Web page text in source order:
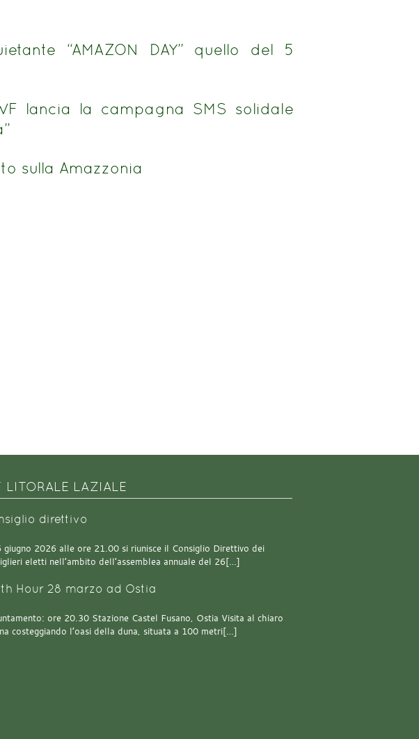
“AMAZON DAY” quello del 5
lancia la campagna SMS solidale
sulla Amazzonia
LAZIALE
direttivo
giugno 2026 alle ore 21.00 si riunisce il Consiglio Direttivo dei
eletti nell’ambito dell’assemblea annuale del 26[…]
Hour 28 marzo ad Ostia
ore 20.30 Stazione Castel Fusano, Ostia Visita al chiaro
costeggiando l’oasi della duna, situata a 100 metri[…]